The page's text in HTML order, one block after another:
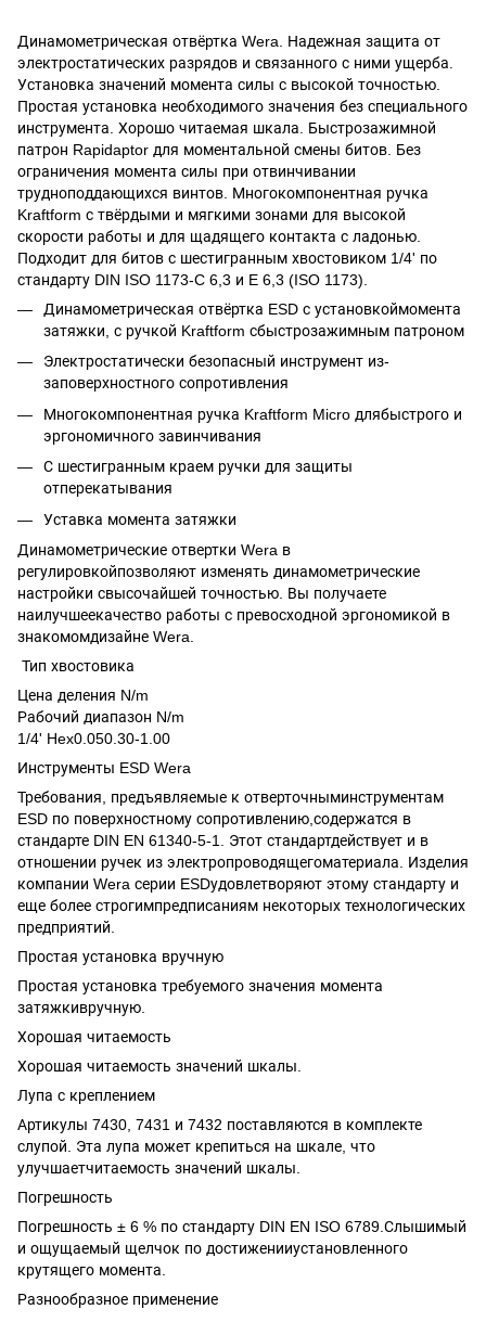
Динамометрическая отвёртка Wera. Надежная защита от
электростатических разрядов и связанного с ними ущерба.
Установка значений момента силы с высокой точностью.
Простая установка необходимого значения без специального
инструмента. Хорошо читаемая шкала. Быстрозажимной
патрон Rapidaptor для моментальной смены битов. Без
ограничения момента силы при отвинчивании
трудноподдающихся винтов. Многокомпонентная ручка
Kraftform с твёрдыми и мягкими зонами для высокой
скорости работы и для щадящего контакта с ладонью.
Подходит для битов с шестигранным хвостовиком 1/4' по
стандарту DIN ISO 1173-C 6,3 и E 6,3 (ISO 1173).
Динамометрическая отвёртка ESD с установкоймомента
затяжки, с ручкой Kraftform сбыстрозажимным патроном
Электростатически безопасный инструмент из-
заповерхностного сопротивления
Многокомпонентная ручка Kraftform Micro длябыстрого и
эргономичного завинчивания
С шестигранным краем ручки для защиты
отперекатывания
Уставка момента затяжки
Динамометрические отвертки Wera в
регулировкойпозволяют изменять динамометрические
настройки свысочайшей точностью. Вы получаете
наилучшеекачество работы с превосходной эргономикой в
знакомомдизайне Wera.
Тип хвостовика
Цена деления N/m
Рабочий диапазон N/m
1/4' Hex0.050.30-1.00
Инструменты ESD Wera
Требования, предъявляемые к отверточныминструментам
ESD по поверхностному сопротивлению,содержатся в
стандарте DIN EN 61340-5-1. Этот стандартдействует и в
отношении ручек из электропроводящегоматериала. Изделия
компании Wera серии ESDудовлетворяют этому стандарту и
еще более строгимпредписаниям некоторых технологических
предприятий.
Простая установка вручную
Простая установка требуемого значения момента
затяжкивручную.
Хорошая читаемость
Хорошая читаемость значений шкалы.
Лупа с креплением
Артикулы 7430, 7431 и 7432 поставляются в комплекте
слупой. Эта лупа может крепиться на шкале, что
улучшаетчитаемость значений шкалы.
Погрешность
Погрешность ± 6 % по стандарту DIN EN ISO 6789.Слышимый
и ощущаемый щелчок по достиженииустановленного
крутящего момента.
Разнообразное применение